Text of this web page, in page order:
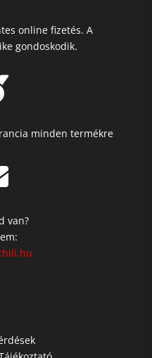
online fizetés. A
gondoskodik.
minden termékre
van?